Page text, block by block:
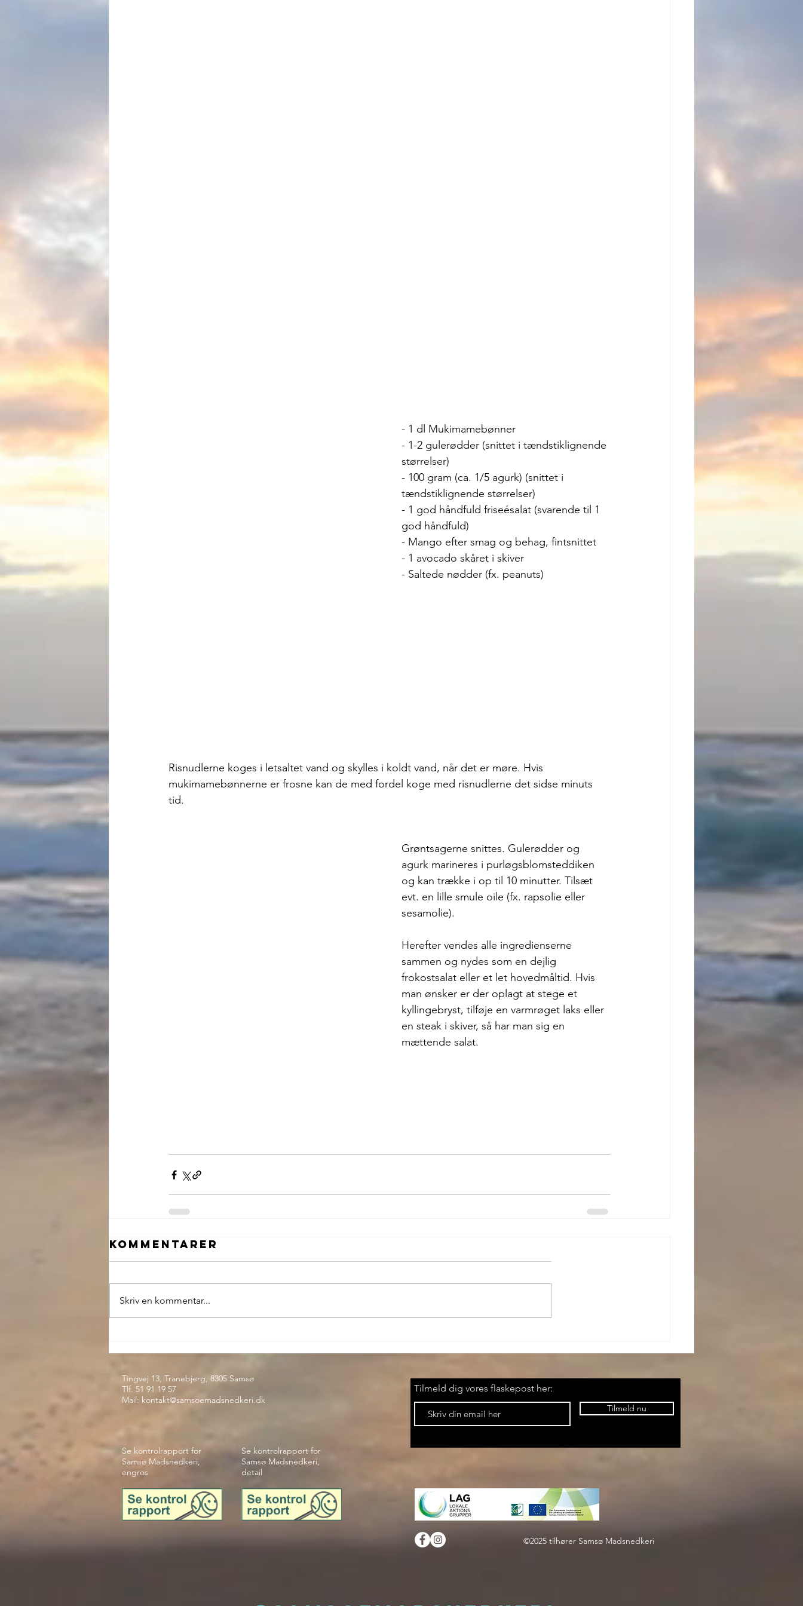
- 1 dl Mukimamebønner
- 1-2 gulerødder (snittet i tændstiklignende
størrelser)
- 100 gram (ca. 1/5 agurk) (snittet i
tændstiklignende størrelser)
- 1 god håndfuld friseésalat (svarende til 1
god håndfuld)
- Mango efter smag og behag, fintsnittet
- 1 avocado skåret i skiver
- Saltede nødder (fx. peanuts)
Risnudlerne koges i letsaltet vand og skylles i koldt vand, når det er møre. Hvis
mukimamebønnerne er frosne kan de med fordel koge med risnudlerne det sidse minuts
tid.
Grøntsagerne snittes. Gulerødder og
agurk marineres i purløgsblomsteddiken
og kan trække i op til 10 minutter. Tilsæt
evt. en lille smule oile (fx. rapsolie eller
sesamolie).
Herefter vendes alle ingredienserne
sammen og nydes som en dejlig
frokostsalat eller et let hovedmåltid. Hvis
man ønsker er der oplagt at stege et
kyllingebryst, tilføje en varmrøget laks eller
en steak i skiver, så har man sig en
mættende salat.
Kommentarer
Skriv en kommentar...
Tingvej 13, Tranebjerg, 8305 Samsø
Tlf. 51 91 19 57
Mail: kontakt@samsoemadsnedkeri.dk
Se kontrolrapport for
Samsø Madsnedkeri,
engros
Se kontrolrapport for
Samsø Madsnedkeri,
detail
Tilmeld dig vores flaskepost her:
Tilmeld nu
©2025 tilhører Samsø Madsnedkeri